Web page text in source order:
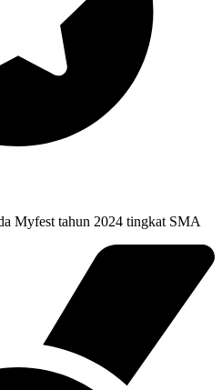
Myfest tahun 2024 tingkat SMA